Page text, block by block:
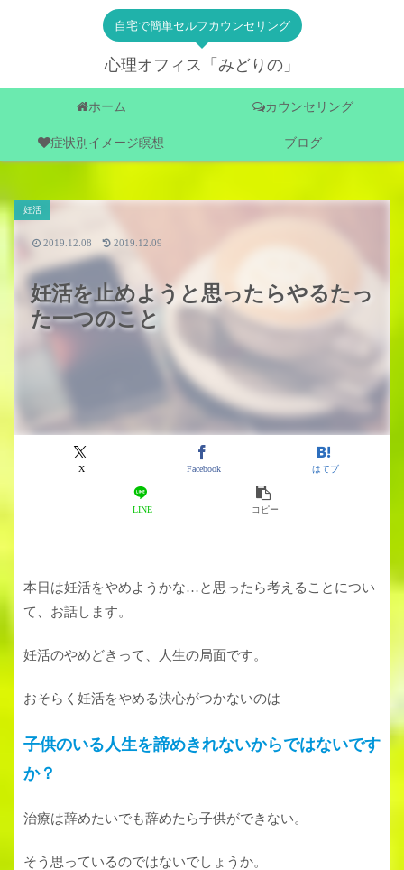
自宅で簡単セルフカウンセリング
心理オフィス「みどりの」
ホーム カウンセリング
症状別イメージ瞑想 ブログ
妊活を止めようと思ったらやるたっ
た一つのこと
妊活
X Facebook はてブ
LINE コピー
2019.12.08 2019.12.09
本日は妊活をやめようかな…と思ったら考えることについ
て、お話します。
妊活のやめどきって、人生の局面です。
おそらく妊活をやめる決心がつかないのは
子供のいる人生を諦めきれないからではないです
か？
治療は辞めたいでも辞めたら子供ができない。
そう思っているのではないでしょうか。